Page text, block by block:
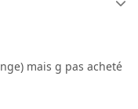
mais g pas acheté